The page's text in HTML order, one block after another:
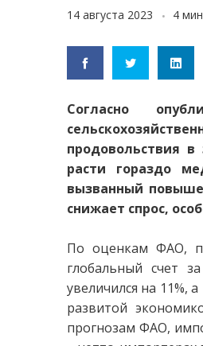
14 августа 2023 4
Согласно
продовольствия
расти гораздо
вызванный
снижает спрос,
По оценкам ФАО,
глобальный счет
увеличился на 11%,
развитой
прогнозам ФАО,